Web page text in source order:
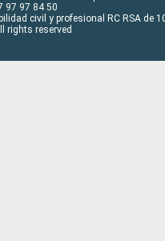
97 97 84 50
civil y profesional RC RSA de
rights reserved